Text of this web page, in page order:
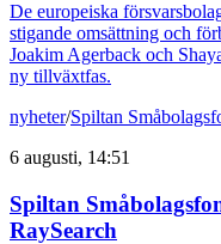
De europeiska
stigande omsättning och
Joakim Agerback och
ny tillväxtfas.
nyheter/Spiltan
6 augusti, 14:51
Spiltan
RaySearch